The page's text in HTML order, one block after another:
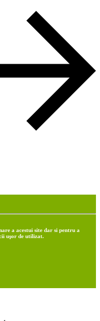
a acestui site dar si pentru a
uşor de utilizat.